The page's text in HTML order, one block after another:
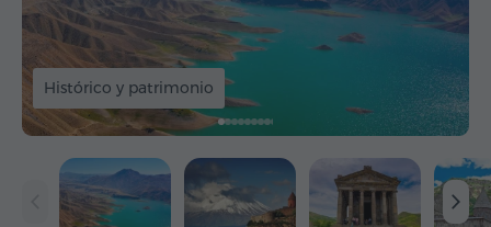
Histórico y patrimonio